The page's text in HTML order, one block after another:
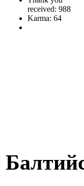
received: 988
Karma: 64